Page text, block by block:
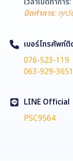
เวลาเปิดทำการ
ปิดทำการ: ทุก
เบอร์โทรศัพท์
076-523-119
063-929-
LINE Official
PSC9564